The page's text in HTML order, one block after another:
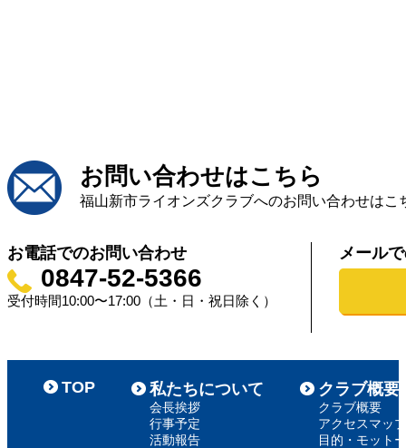
お問い合わせはこちら
福山新市ライオンズクラブへのお問い合わせはこ
お電話でのお問い合わせ
0847-52-5366
受付時間10:00〜17:00（土・日・祝日除く）
メール
TOP 私たちについて
会長挨拶
行事予定
活動報告
クラブ概要
クラブ概要
アクセスマップ
目的・モットー